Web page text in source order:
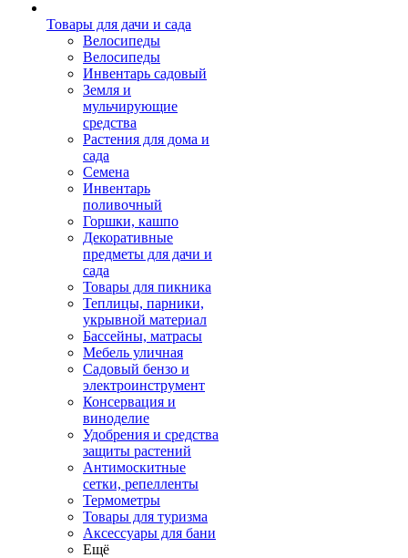
Товары для дачи и сада
Велосипеды
Велосипеды
Инвентарь садовый
Земля и
мульчирующие
средства
Растения для дома и
сада
Семена
Инвентарь
поливочный
Горшки, кашпо
Декоративные
предметы для дачи и
сада
Товары для пикника
Теплицы, парники,
укрывной материал
Бассейны, матрасы
Мебель уличная
Садовый бензо и
электроинструмент
Консервация и
виноделие
Удобрения и средства
защиты растений
Антимоскитные
сетки, репелленты
Термометры
Товары для туризма
Аксессуары для бани
Ещё